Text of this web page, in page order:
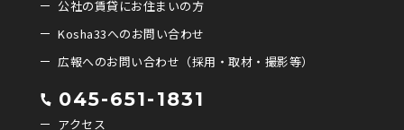
公社の賃貸にお住まいの方
Kosha33へのお問い合わせ
広報へのお問い合わせ（採用・取材・撮影等）
045-651-1831
アクセス